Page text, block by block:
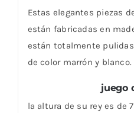
Estas elegantes piezas
están fabricadas en
están totalmente
de color marrón y blanco.
juego
la altura de su rey es de